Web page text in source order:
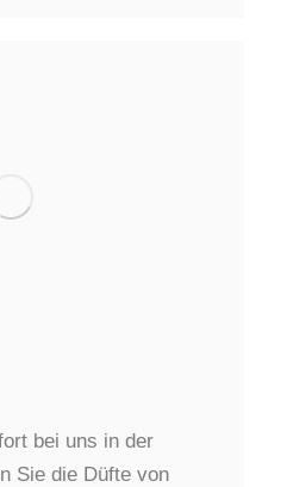
bei uns in der
Sie die Düfte von